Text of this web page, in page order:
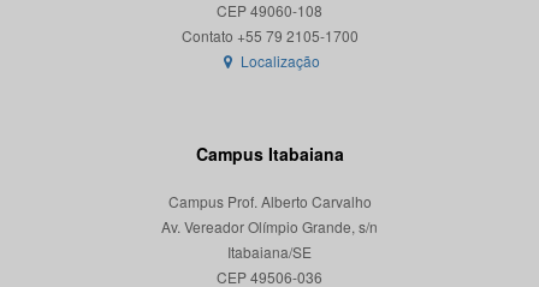
CEP 49060-108
Localização
Campus Itabaiana
Campus Prof. Alberto Carvalho
Av. Vereador Olímpio Grande, s/n
Itabaiana/SE
CEP 49506-036